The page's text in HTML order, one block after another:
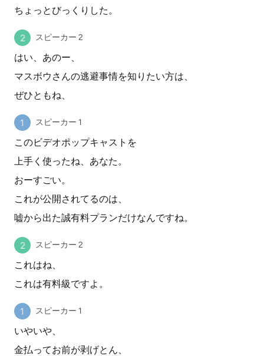
ちょっとびっくりした。
スピーカー 2
はい、あのー、
マスボウさんの逃避事情を知りたい方は、
ぜひともね、
スピーカー 1
このビデオポップキャストを
上手く使ったね、あなた。
おーすごい。
これが公開されてるのは、
嘘から出た誠有料プランだけなんですね。
スピーカー 2
これはね、
これは有料級ですよ。
スピーカー 1
いやいや、
金払ってお前が剥げとん、